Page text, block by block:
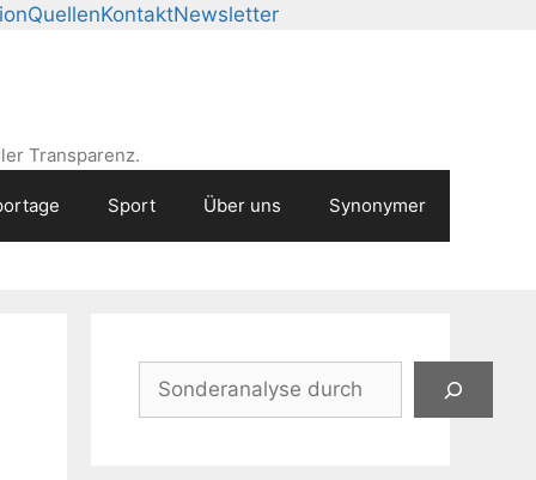
QuellenKontaktNewsletter
Transparenz.
Sport Über uns Synonymer
Suchen